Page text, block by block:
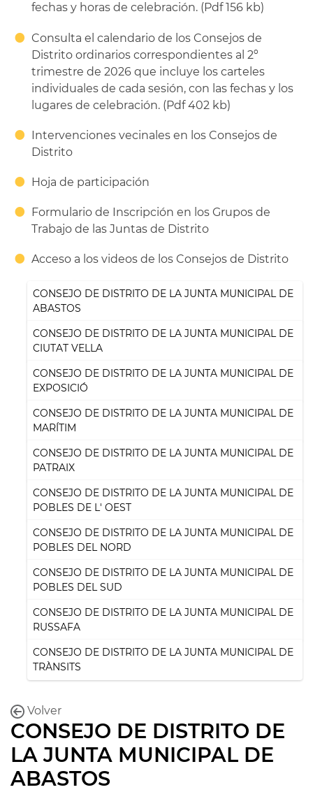
fechas y horas de celebración. (Pdf 156 kb)
Consulta el calendario de los Consejos de
Distrito ordinarios correspondientes al 2º
trimestre de 2026 que incluye los carteles
individuales de cada sesión, con las fechas y los
lugares de celebración. (Pdf 402 kb)
Intervenciones vecinales en los Consejos de
Distrito
Hoja de participación
Formulario de Inscripción en los Grupos de
Trabajo de las Juntas de Distrito
Acceso a los videos de los Consejos de Distrito
CONSEJO DE DISTRITO DE LA JUNTA MUNICIPAL DE
ABASTOS
CONSEJO DE DISTRITO DE LA JUNTA MUNICIPAL DE
CIUTAT VELLA
CONSEJO DE DISTRITO DE LA JUNTA MUNICIPAL DE
EXPOSICIÓ
CONSEJO DE DISTRITO DE LA JUNTA MUNICIPAL DE
MARÍTIM
CONSEJO DE DISTRITO DE LA JUNTA MUNICIPAL DE
PATRAIX
CONSEJO DE DISTRITO DE LA JUNTA MUNICIPAL DE
POBLES DE L' OEST
CONSEJO DE DISTRITO DE LA JUNTA MUNICIPAL DE
POBLES DEL NORD
CONSEJO DE DISTRITO DE LA JUNTA MUNICIPAL DE
POBLES DEL SUD
CONSEJO DE DISTRITO DE LA JUNTA MUNICIPAL DE
RUSSAFA
CONSEJO DE DISTRITO DE LA JUNTA MUNICIPAL DE
TRÀNSITS
Volver
CONSEJO DE DISTRITO DE
LA JUNTA MUNICIPAL DE
ABASTOS